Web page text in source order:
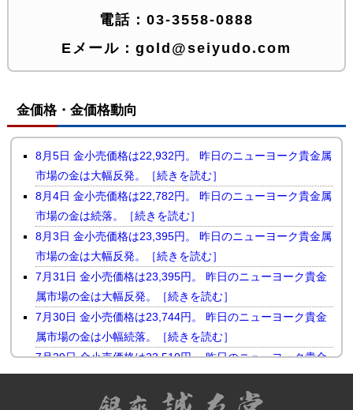
電話： 03-3558-0888
Eメール： gold@seiyudo.com
金価格・金価格動向
8月5日 金小売価格は22,932円。 昨日のニューヨーク貴金属
市場の金は大幅反発。［続きを読む］
8月4日 金小売価格は22,782円。 昨日のニューヨーク貴金属
市場の金は続落。［続きを読む］
8月3日 金小売価格は23,395円。 昨日のニューヨーク貴金属
市場の金は大幅反発。［続きを読む］
7月31日 金小売価格は23,395円。 昨日のニューヨーク貴金
属市場の金は大幅反発。［続きを読む］
7月30日 金小売価格は23,744円。 昨日のニューヨーク貴金
属市場の金は小幅続落。［続きを読む］
7月29日 金小売価格は23,510円。 昨日のニューヨーク貴金
属市場の金は反落。［続きを読む］
7月28日 金小売価格は23,731円。 昨日のニューヨーク貴金